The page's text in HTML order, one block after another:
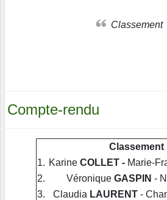
Classement
Compte-rendu
Classement
1. Karine COLLET - Marie-
2.
Véronique GASPIN -
3.
Claudia LAURENT -